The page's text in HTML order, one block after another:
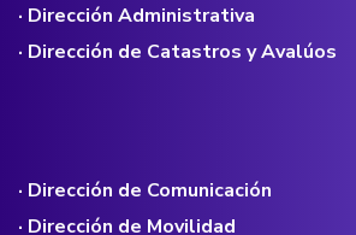
· Dirección Administrativa
· Dirección de Catastros y Avalúos
· Dirección de Comunicación
· Dirección de Movilidad